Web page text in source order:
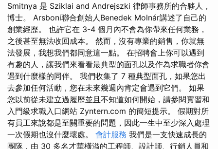
Smitnya 是 Sziklai and Andrejszki 律師事務所的合夥人，
博士。 Arsboni聯合創始人Benedek Molnár講述了自己的
創業經歷。 也許它在 3-4 個月內不會為你帶來任何業務，
之後甚至無法收回成本。 然而，沒有專業的銷售，你就無
法發展，我想我們都同意這一點。 在招聘會上你可以遇到
有趣的人，讓我們來看看最典型的面孔以及作為求職者你會
遇到什麼樣的同伴。 我們收集了 7 種典型面孔，如果您出
去參加任何活動，您在未來幾週內肯定會遇到它們。 如果
您以前從未建立過履歷並且不知道如何開始，請參閱實習和
入門級求職入口網站 Zyntern.com 的簡短提示。 假期對所
有員工來說都是至關重要的問題，因此一生中至少深入處理
一次假期也沒什麼壞處。 會計服務 我們是一支快速成長的
團隊，由 30 多名才華橫溢的工程師、設計師、行銷人員和